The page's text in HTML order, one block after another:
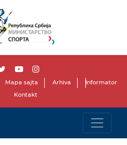
Mapa sajta Arhiva
Informator
Kontakt